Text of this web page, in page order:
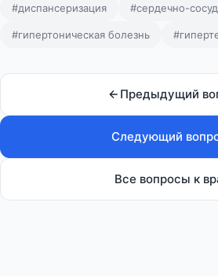
#диспансеризация #сердечно-
#гипертоническая болезнь
Предыдущий
Следующий
Все вопросы к